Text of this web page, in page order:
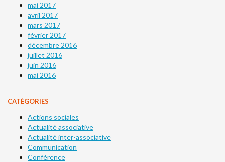
mai 2017
avril 2017
mars 2017
février 2017
décembre 2016
juillet 2016
juin 2016
mai 2016
CATÉGORIES
Actions sociales
Actualité associative
Actualité inter-associative
Communication
Conférence